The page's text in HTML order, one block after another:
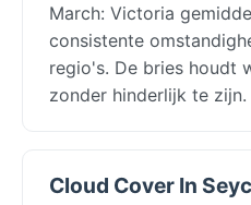
March: Victoria
consistente
regio's. De bries houdt
zonder hinderlijk te zijn.
Cloud Cover In